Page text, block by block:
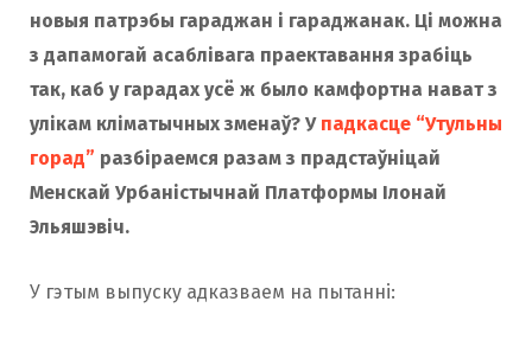
новыя патрэбы гараджан і гараджанак. Ці можна
з дапамогай асаблівага праектавання зрабіць
так, каб у гарадах усё ж было камфортна нават з
улікам кліматычных зменаў? У падкасце “Утульны
горад” разбіраемся разам з прадстаўніцай
Менскай Урбаністычнай Платформы Ілонай
Эльяшэвіч.
У гэтым выпуску адказваем на пытанні: